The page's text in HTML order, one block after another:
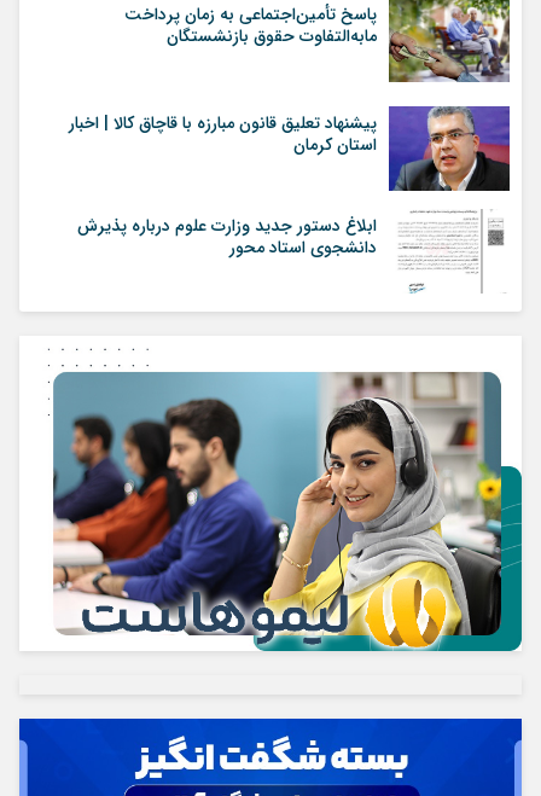
پاسخ تأمین‌اجتماعی به زمان پرداخت
مابه‌التفاوت حقوق بازنشستگان
پیشنهاد تعلیق قانون مبارزه با قاچاق کالا | اخبار
استان کرمان
ابلاغ دستور جدید وزارت علوم درباره پذیرش
دانشجوی استاد محور